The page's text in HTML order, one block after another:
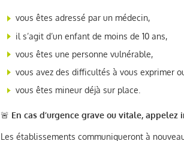
vous êtes adressé par un médecin,
il s’agit d’un enfant de moins de 10 ans,
vous êtes une personne vulnérable,
vous avez des difficultés à vous exprimer
vous êtes mineur déjà sur place.
🚨 En cas d’urgence grave ou vitale, appelez
Les établissements communiqueront à